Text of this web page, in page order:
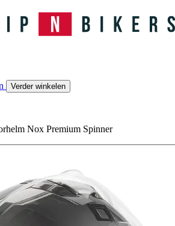
Verder winkelen
Nox Premium Spinner